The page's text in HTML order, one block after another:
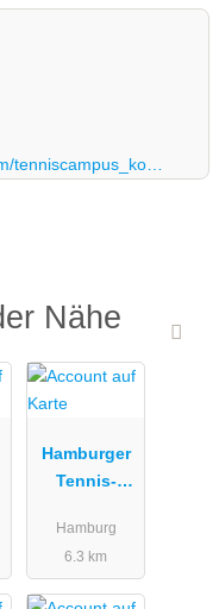
Nähe
Hamburger
Tennis-
Hamburg
6.3 km